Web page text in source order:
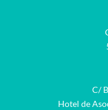
C/
Hotel de